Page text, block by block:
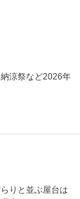
涼祭など2026年
りと並ぶ屋台は